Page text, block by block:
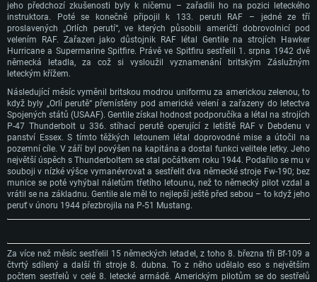
SYSTÉMOVÉ POŽADAVKY
PC
Mac
Linux
Minimální
Procesor: Dual-Core 2.2 GHz
Operační paměť: 4 GB
Minimální
Procesor: Core i5 (Intel Xeon není podporován)
Operační paměť: 6 GB
Minimální
Procesor: Dual-Core 2.4 GHz
Operační paměť: 4 GB
jeho předchozí zkušenosti byly k ničemu – zařadili ho na pozici leteckého
instruktora. Poté se konečně připojil k 133. peruti RAF – jedné ze tří
proslavených „Orlích perutí“, ve kterých působili američtí dobrovolnicí pod
velením RAF. Zařazen jako důstojnik RAF létal Gentile na strojích Hawker
Hurricane a Supermarine Spitfire. Právě ve Spitfiru sestřelil 1. srpna 1942 dvě
německá letadla, za což si vysloužil vyznamenání britským Záslužným
leteckým křížem.
Následující měsíc vyměnil britskou modrou uniformu za americkou zelenou, to
když byly „Orlí perutě“ přemístěny pod americké velení a zařazeny do letectva
Spojených států (USAAF). Gentile získal hodnost podporučíka a létal na strojích
P-47 Thunderbolt u 336. stíhací perutě operující z letiště RAF v Debdenu v
panství Essex. S tímto těžkých letounem létal doprovodné mise a útočil na
pozemní cíle. V září byl povýšen na kapitána a dostal funkci velitele letky. Jeho
největší úspěch s Thunderboltem se stal počátkem roku 1944. Podařilo se mu v
souboji v nízké výšce vymanévrovat a sestřelit dva německé stroje Fw-190; bez
munice se poté vyhýbal náletům třetího letounu, než to německý pilot vzdal a
vrátil se na základnu. Gentile ale měl to nejlepší ještě před sebou – to když jeho
peruť v únoru 1944 přezbrojila na P-51 Mustang.
Za více než měsíc sestřelil 15 německých letadel, z toho 8. března tři Bf-109 a
čtvrtý sdílený a další tři stroje 8. dubna. To z něho udělalo eso s největším
počtem sestřelů v celé 8. letecké armádě. Americkým pilotům se do sestřelů